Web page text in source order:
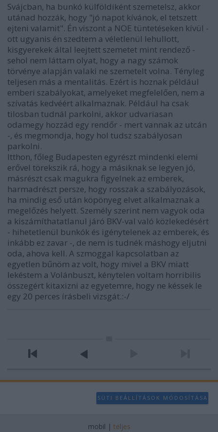
Svájcban, ha bunkó külföldiként szemetelsz, akkor
utánad hozzák, hogy "jó napot kívánok, el tetszett
ejteni valamit". Én viszont a NOE tüntetéseken kívül -
ott ugyanis én szedtem a véletlenül lehullott,
kisgyerekek által leejtett szemetet mint rendező -
sehol nem láttam olyat, hogy a nagy számok
törvénye alapján valaki ne szemetelt volna. Tényleg
teljesen más a mentalitás. Ezért is hoznak például
emberi szabályokat, amelyeket megfelelően, nem a
szívatás kedvéért alkalmaznak. Például ha csak
tilosban tudnál parkolni, akkor udvariasan
odamegy hozzád egy rendőr - mert vannak az utcán
-, és megmondja, hogy hol tudsz szabályosan
parkolni.
Itthon, főleg Budapesten egyrészt mindenki elemi
erővel törekszik rá, hogy a másiknak se legyen jó,
másrészt csak magukra figyelnek az emberek,
harmadrészt persze, hogy rosszak a szabályozások,
ha mindig eső után köpönyeg elvet alkalmaznak a
megelőzés helyett. Személy szerint nem vagyok oda
a kiszámíthatatlanul járó BKV-val való közlekedésért
- hihetetlenül bunkók és igénytelenek az emberek, és
inkább ez zavar -, de nem is tudnék máshogy eljutni
oda, ahova kell. A szmoggal kapcsolatban az
egyetlen bűnöm az volt, hogy mivel a BKV miatt
lekéstem a Volánbuszt, kénytelen voltam horribilis
összegért kitaxizni az egyetemre, hogy ne késsek le
egy 20 perces írásbeli vizsgát.:-/
SÜTI BEÁLLÍTÁSOK MÓDOSÍTÁSA
mobil | teljes